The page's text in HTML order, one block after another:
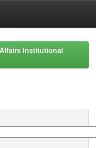
Institutional